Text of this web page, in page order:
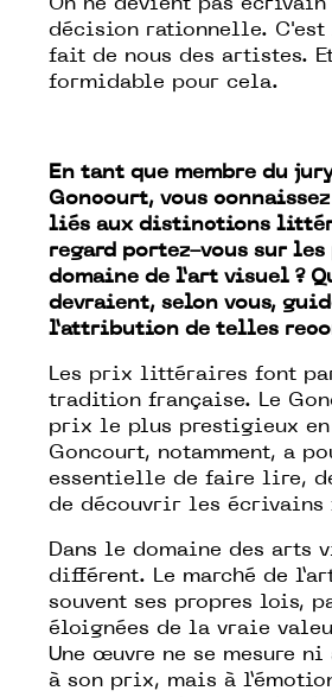
On ne devient pas
décision rationnelle. C'est
fait de nous des artistes.
formidable pour cela.
En tant que membre du
Goncourt, vous
liés aux distinctions
regard portez-vous sur
domaine de l’art visuel ?
devraient, selon vous,
l’attribution de telles
Les prix littéraires font
tradition française. Le
prix le plus prestigieux en
Goncourt, notamment, a
essentielle de faire lire,
de découvrir les écrivains
Dans le domaine des arts
différent. Le marché de
souvent ses propres lois,
éloignées de la vraie
Une œuvre ne se mesure
à son prix, mais à